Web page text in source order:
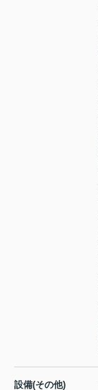
設備(その他)